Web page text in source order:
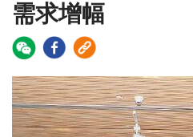
需求增幅